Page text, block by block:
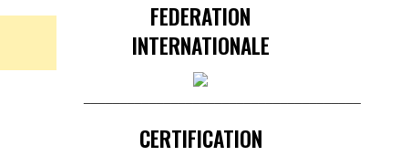
FEDERATION
INTERNATIONALE
CERTIFICATION